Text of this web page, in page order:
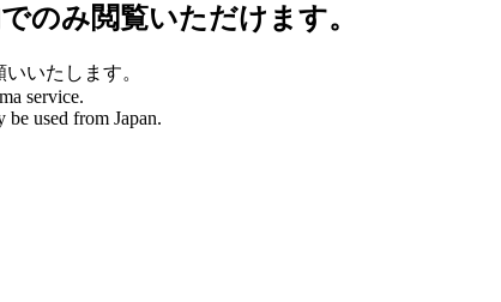
のみ閲覧いただけます。
いたします。
service.
used from Japan.